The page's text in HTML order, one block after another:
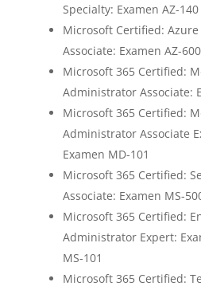
Specialty: Examen AZ-140
Microsoft Certified:
Associate: Examen AZ-600
Microsoft 365 Certified:
Administrator Associate:
Microsoft 365 Certified:
Administrator Associate
Examen MD-101
Microsoft 365 Certified:
Associate: Examen MS-
Microsoft 365 Certified:
Administrator Expert:
MS-101
Microsoft 365 Certified: